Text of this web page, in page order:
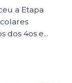
a Etapa
dos 4os e...